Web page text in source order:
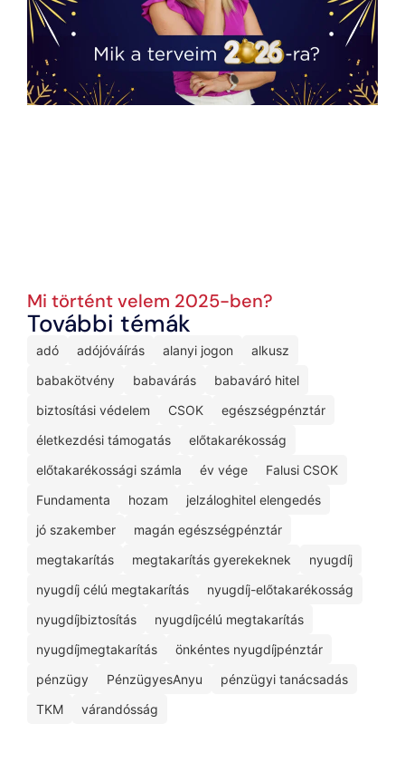
Mi történt velem 2025-ben?
További témák
adó adójóváírás alanyi jogon
alkusz
babakötvény
babavárás
babaváró hitel
biztosítási védelem
CSOK
egészségpénztár
életkezdési támogatás
előtakarékosság
előtakarékossági számla
év vége
Falusi CSOK
Fundamenta
hozam
jelzáloghitel elengedés
jó szakember
magán egészségpénztár
megtakarítás
megtakarítás gyerekeknek
nyugdíj
nyugdíj célú megtakarítás
nyugdíj-előtakarékosság
nyugdíjbiztosítás
nyugdíjcélú megtakarítás
nyugdíjmegtakarítás
önkéntes nyugdíjpénztár
pénzügy
PénzügyesAnyu
pénzügyi tanácsadás
TKM
várandósság